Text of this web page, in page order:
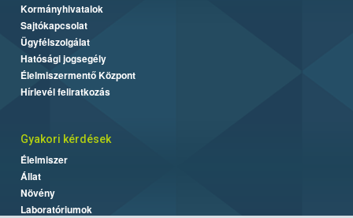
Kormányhivatalok
Sajtókapcsolat
Ügyfélszolgálat
Hatósági jogsegély
Élelmiszermentő Központ
Hírlevél feliratkozás
Gyakori kérdések
Élelmiszer
Állat
Növény
Laboratóriumok